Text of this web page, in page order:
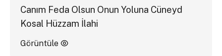
Canım Feda Olsun Onun Yoluna Cüneyd
Kosal Hüzzam İlahi
Görüntüle